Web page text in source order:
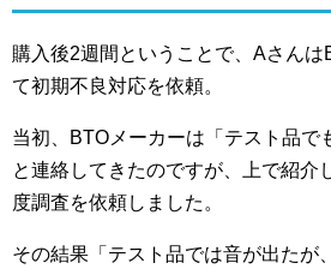
購入後2週間ということで、Aさんは
て初期不良対応を依頼。
当初、BTOメーカーは「テスト品で
と連絡してきたのですが、上で紹介
度調査を依頼しました。
その結果「テスト品では音が出たが